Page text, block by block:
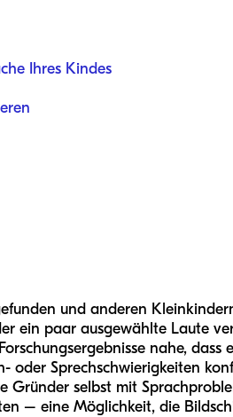
Ihres Kindes
und anderen
ein paar ausgewählte Laute
nahe,
oder Sprechschwierigkeiten
Gründer selbst mit
– eine Möglichkeit, die